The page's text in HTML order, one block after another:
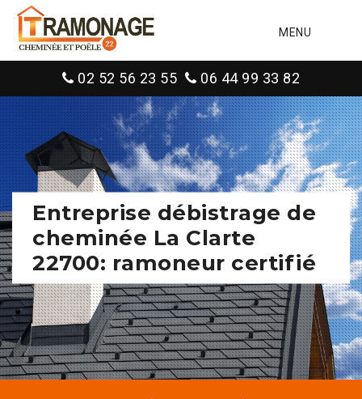
MENU
02 52 56 23 55 06 44 99 33 82
Entreprise débistrage de
cheminée La Clarte
22700: ramoneur certifié